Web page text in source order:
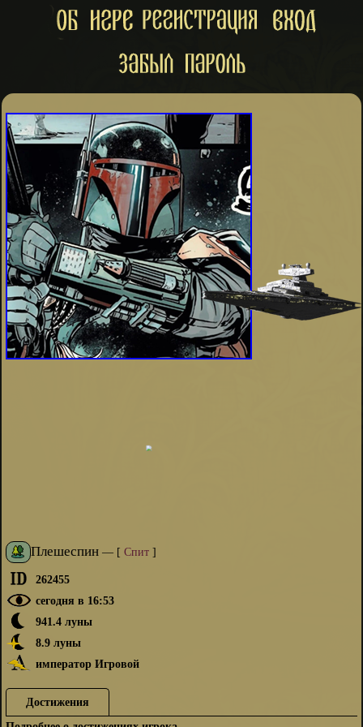
Плешеспин— [ Спит]
262455
сегодня в 16:53
941.4 луны
8.9 луны
император Игровой
Достижения